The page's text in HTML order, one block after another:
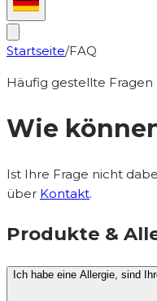
Startseite/FAQ
Häufig gestellte Fragen
Wie
Ist Ihre Frage nicht
über Kontakt.
Produkte &
Ich habe eine Allergie, sind